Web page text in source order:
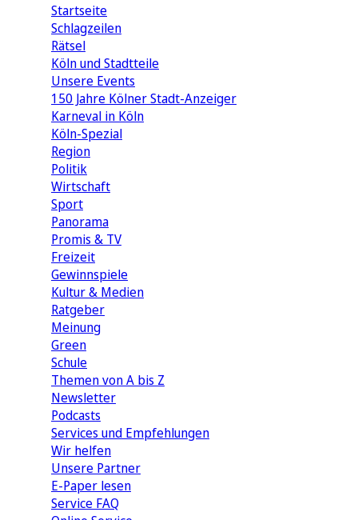
Startseite
Schlagzeilen
Rätsel
Köln und Stadtteile
Unsere Events
150 Jahre Kölner Stadt-Anzeiger
Karneval in Köln
Köln-Spezial
Region
Politik
Wirtschaft
Sport
Panorama
Promis & TV
Freizeit
Gewinnspiele
Kultur & Medien
Ratgeber
Meinung
Green
Schule
Themen von A bis Z
Newsletter
Podcasts
Services und Empfehlungen
Wir helfen
Unsere Partner
E-Paper lesen
Service FAQ